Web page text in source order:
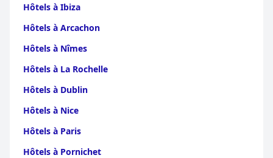
Hôtels à Ibiza
Hôtels à Arcachon
Hôtels à Nîmes
Hôtels à La Rochelle
Hôtels à Dublin
Hôtels à Nice
Hôtels à Paris
Hôtels à Pornichet